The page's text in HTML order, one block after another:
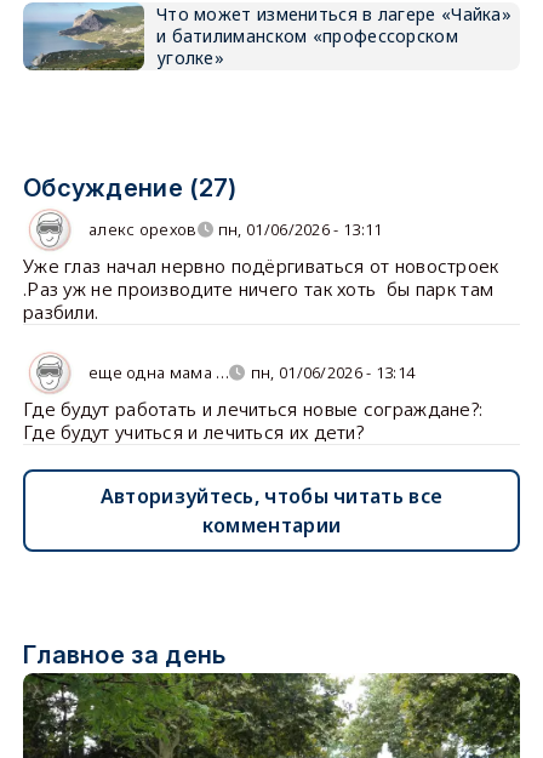
Что может измениться в лагере «Чайка»
и батилиманском «профессорском
уголке»
Обсуждение (27)
алекс орехов пн, 01/06/2026 - 13:11
Уже глаз начал нервно подёргиваться от новостроек
.Раз уж не производите ничего так хоть бы парк там
разбили.
еще одна мама … пн, 01/06/2026 - 13:14
Где будут работать и лечиться новые сограждане?:
Где будут учиться и лечиться их дети?
Авторизуйтесь, чтобы читать все
комментарии
Главное за день